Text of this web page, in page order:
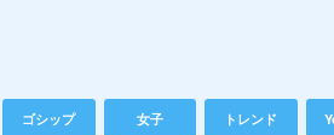
ゴシップ 女子 トレンド